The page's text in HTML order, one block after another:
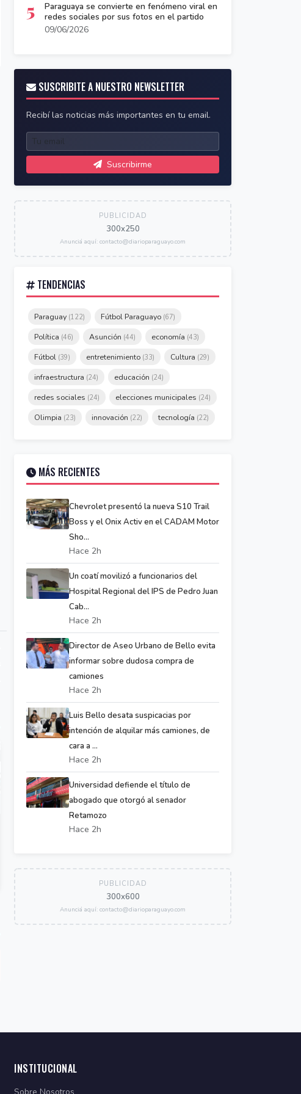
5
Paraguaya se convierte en fenómeno viral en
redes sociales por sus fotos en el partido
09/06/2026
SUSCRIBITE A NUESTRO NEWSLETTER
Recibí las noticias más importantes en tu email.
Suscribirme
PUBLICIDAD
300x250
Anunciá aquí: contacto@diarioparaguayo.com
TENDENCIAS
Paraguay (122) Fútbol Paraguayo (67)
Política (46) Asunción (44) economía (43)
Fútbol (39) entretenimiento (33) Cultura (29)
infraestructura (24) educación (24)
redes sociales (24) elecciones municipales (24)
Olimpia (23) innovación (22) tecnología (22)
MÁS RECIENTES
Chevrolet presentó la nueva S10 Trail
Boss y el Onix Activ en el CADAM Motor
Sho...
Hace 2h
Un coatí movilizó a funcionarios del
Hospital Regional del IPS de Pedro Juan
Cab...
Hace 2h
Director de Aseo Urbano de Bello evita
informar sobre dudosa compra de
camiones
Hace 2h
Luis Bello desata suspicacias por
intención de alquilar más camiones, de
cara a ...
Hace 2h
Universidad defiende el título de
abogado que otorgó al senador
Retamozo
Hace 2h
PUBLICIDAD
300x600
Anunciá aquí: contacto@diarioparaguayo.com
INSTITUCIONAL